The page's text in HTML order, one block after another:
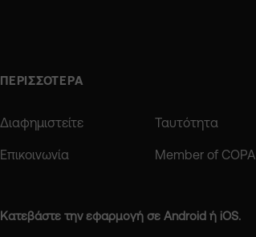
ΠΕΡΙΣΣΟΤΕΡΑ
Διαφημιστείτε Ταυτότητα
Επικοινωνία Member of COPA
Κατεβάστε την εφαρμογή σε Android ή iOS.